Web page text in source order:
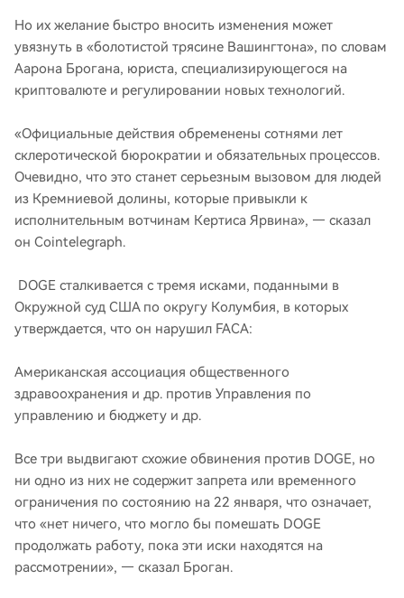
Но их желание быстро вносить изменения может
увязнуть в «болотистой трясине Вашингтона», по словам
Аарона Брогана, юриста, специализирующегося на
криптовалюте и регулировании новых технологий.
«Официальные действия обременены сотнями лет
склеротической бюрократии и обязательных процессов.
Очевидно, что это станет серьезным вызовом для людей
из Кремниевой долины, которые привыкли к
исполнительным вотчинам Кертиса Ярвина», — сказал
он Cointelegraph.
DOGE сталкивается с тремя исками, поданными в
Окружной суд США по округу Колумбия, в которых
утверждается, что он нарушил FACA:
Американская ассоциация общественного
здравоохранения и др. против Управления по
управлению и бюджету и др.
Все три выдвигают схожие обвинения против DOGE, но
ни одно из них не содержит запрета или временного
ограничения по состоянию на 22 января, что означает,
что «нет ничего, что могло бы помешать DOGE
продолжать работу, пока эти иски находятся на
рассмотрении», — сказал Броган.